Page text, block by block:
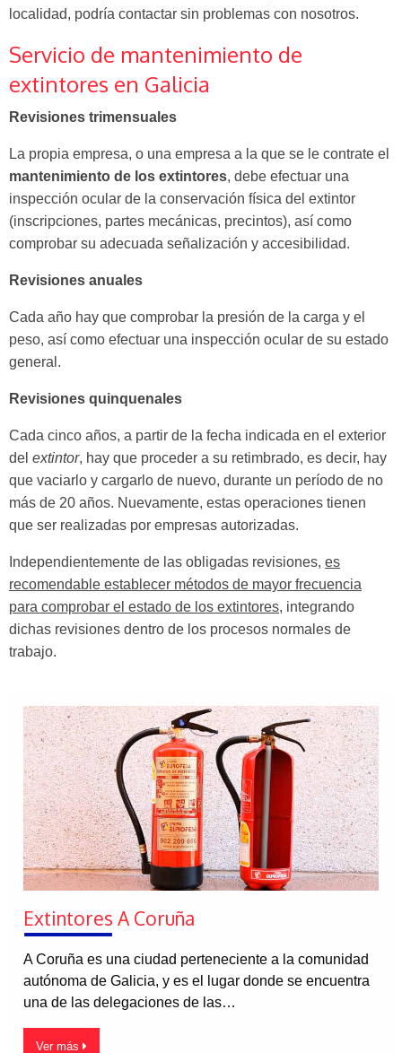
localidad, podría contactar sin problemas con nosotros.
Servicio de mantenimiento de
extintores en Galicia
Revisiones trimensuales
La propia empresa, o una empresa a la que se le contrate el
mantenimiento de los extintores, debe efectuar una
inspección ocular de la conservación física del extintor
(inscripciones, partes mecánicas, precintos), así como
comprobar su adecuada señalización y accesibilidad.
Revisiones anuales
Cada año hay que comprobar la presión de la carga y el
peso, así como efectuar una inspección ocular de su estado
general.
Revisiones quinquenales
Cada cinco años, a partir de la fecha indicada en el exterior
del extintor, hay que proceder a su retimbrado, es decir, hay
que vaciarlo y cargarlo de nuevo, durante un período de no
más de 20 años. Nuevamente, estas operaciones tienen
que ser realizadas por empresas autorizadas.
Independientemente de las obligadas revisiones, es
recomendable establecer métodos de mayor frecuencia
para comprobar el estado de los extintores, integrando
dichas revisiones dentro de los procesos normales de
trabajo.
Extintores A Coruña
A Coruña es una ciudad perteneciente a la comunidad
autónoma de Galicia, y es el lugar donde se encuentra
una de las delegaciones de las…
Ver más